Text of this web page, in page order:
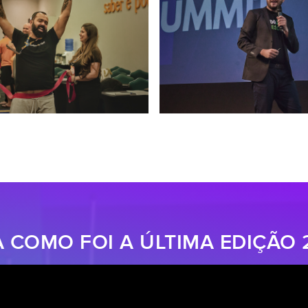
COMO FOI A ÚLTIMA EDIÇÃO